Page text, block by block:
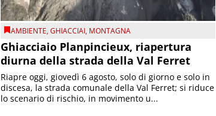
AMBIENTE,GHIACCIAI, MONTAGNA
Ghiacciaio Planpincieux, riapertura
diurna della strada della Val Ferret
Riapre oggi, giovedì 6 agosto, solo di giorno e solo in
discesa, la strada comunale della Val Ferret; si riduce
lo scenario di rischio, in movimento u...